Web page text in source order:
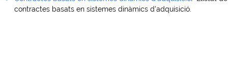
contractes basats en sistemes dinàmics d'adquisició.